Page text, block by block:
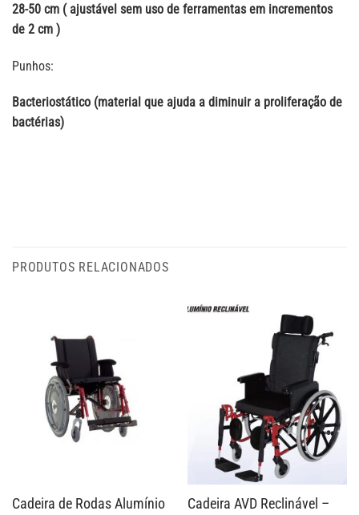
28-50 cm ( ajustável sem uso de ferramentas em incrementos
de 2 cm )
Punhos:
Bacteriostático (material que ajuda a diminuir a proliferação de
bactérias)
PRODUTOS RELACIONADOS
Cadeira de Rodas Alumínio
Cadeira AVD Reclinável –